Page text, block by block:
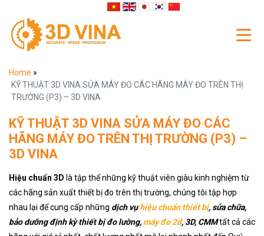
Home »
KỸ THUẬT 3D VINA SỬA MÁY ĐO CÁC HÃNG MÁY ĐO TRÊN THỊ
TRƯỜNG (P3) – 3D VINA
KỸ THUẬT 3D VINA SỬA MÁY ĐO CÁC
HÃNG MÁY ĐO TRÊN THỊ TRƯỜNG (P3) –
3D VINA
Hiệu chuẩn 3D là tập thể những kỹ thuật viên giàu kinh nghiệm từ
các hãng sản xuất thiết bị đo trên thị trường, chúng tôi tập hợp
nhau lại để cung cấp những dịch vụhiệu chuẩn thiết bị, sửa chữa,
bảo dưỡng định kỳ thiết bị đo lường, máy đo 2d, 3D, CMMtất cả các